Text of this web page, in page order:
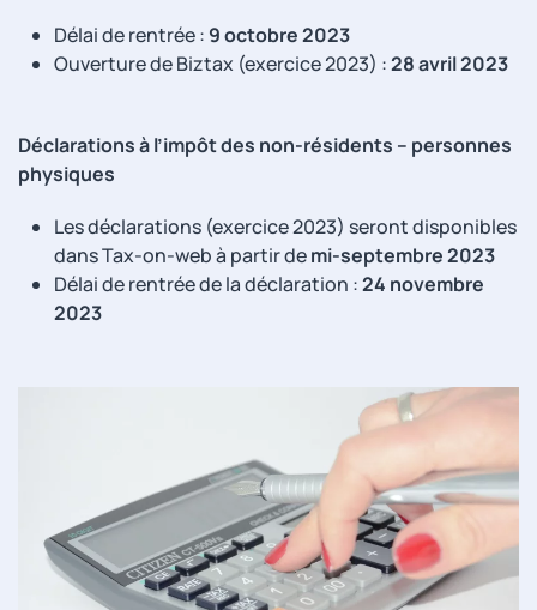
Délai de rentrée : 9 octobre 2023
Ouverture de Biztax (exercice 2023) :28 avril 2023
Déclarations à l’impôt des non-résidents – personnes
physiques
Les déclarations (exercice 2023) seront disponibles
dans Tax-on-web à partir demi-septembre 2023
Délai de rentrée de la déclaration :24 novembre
2023